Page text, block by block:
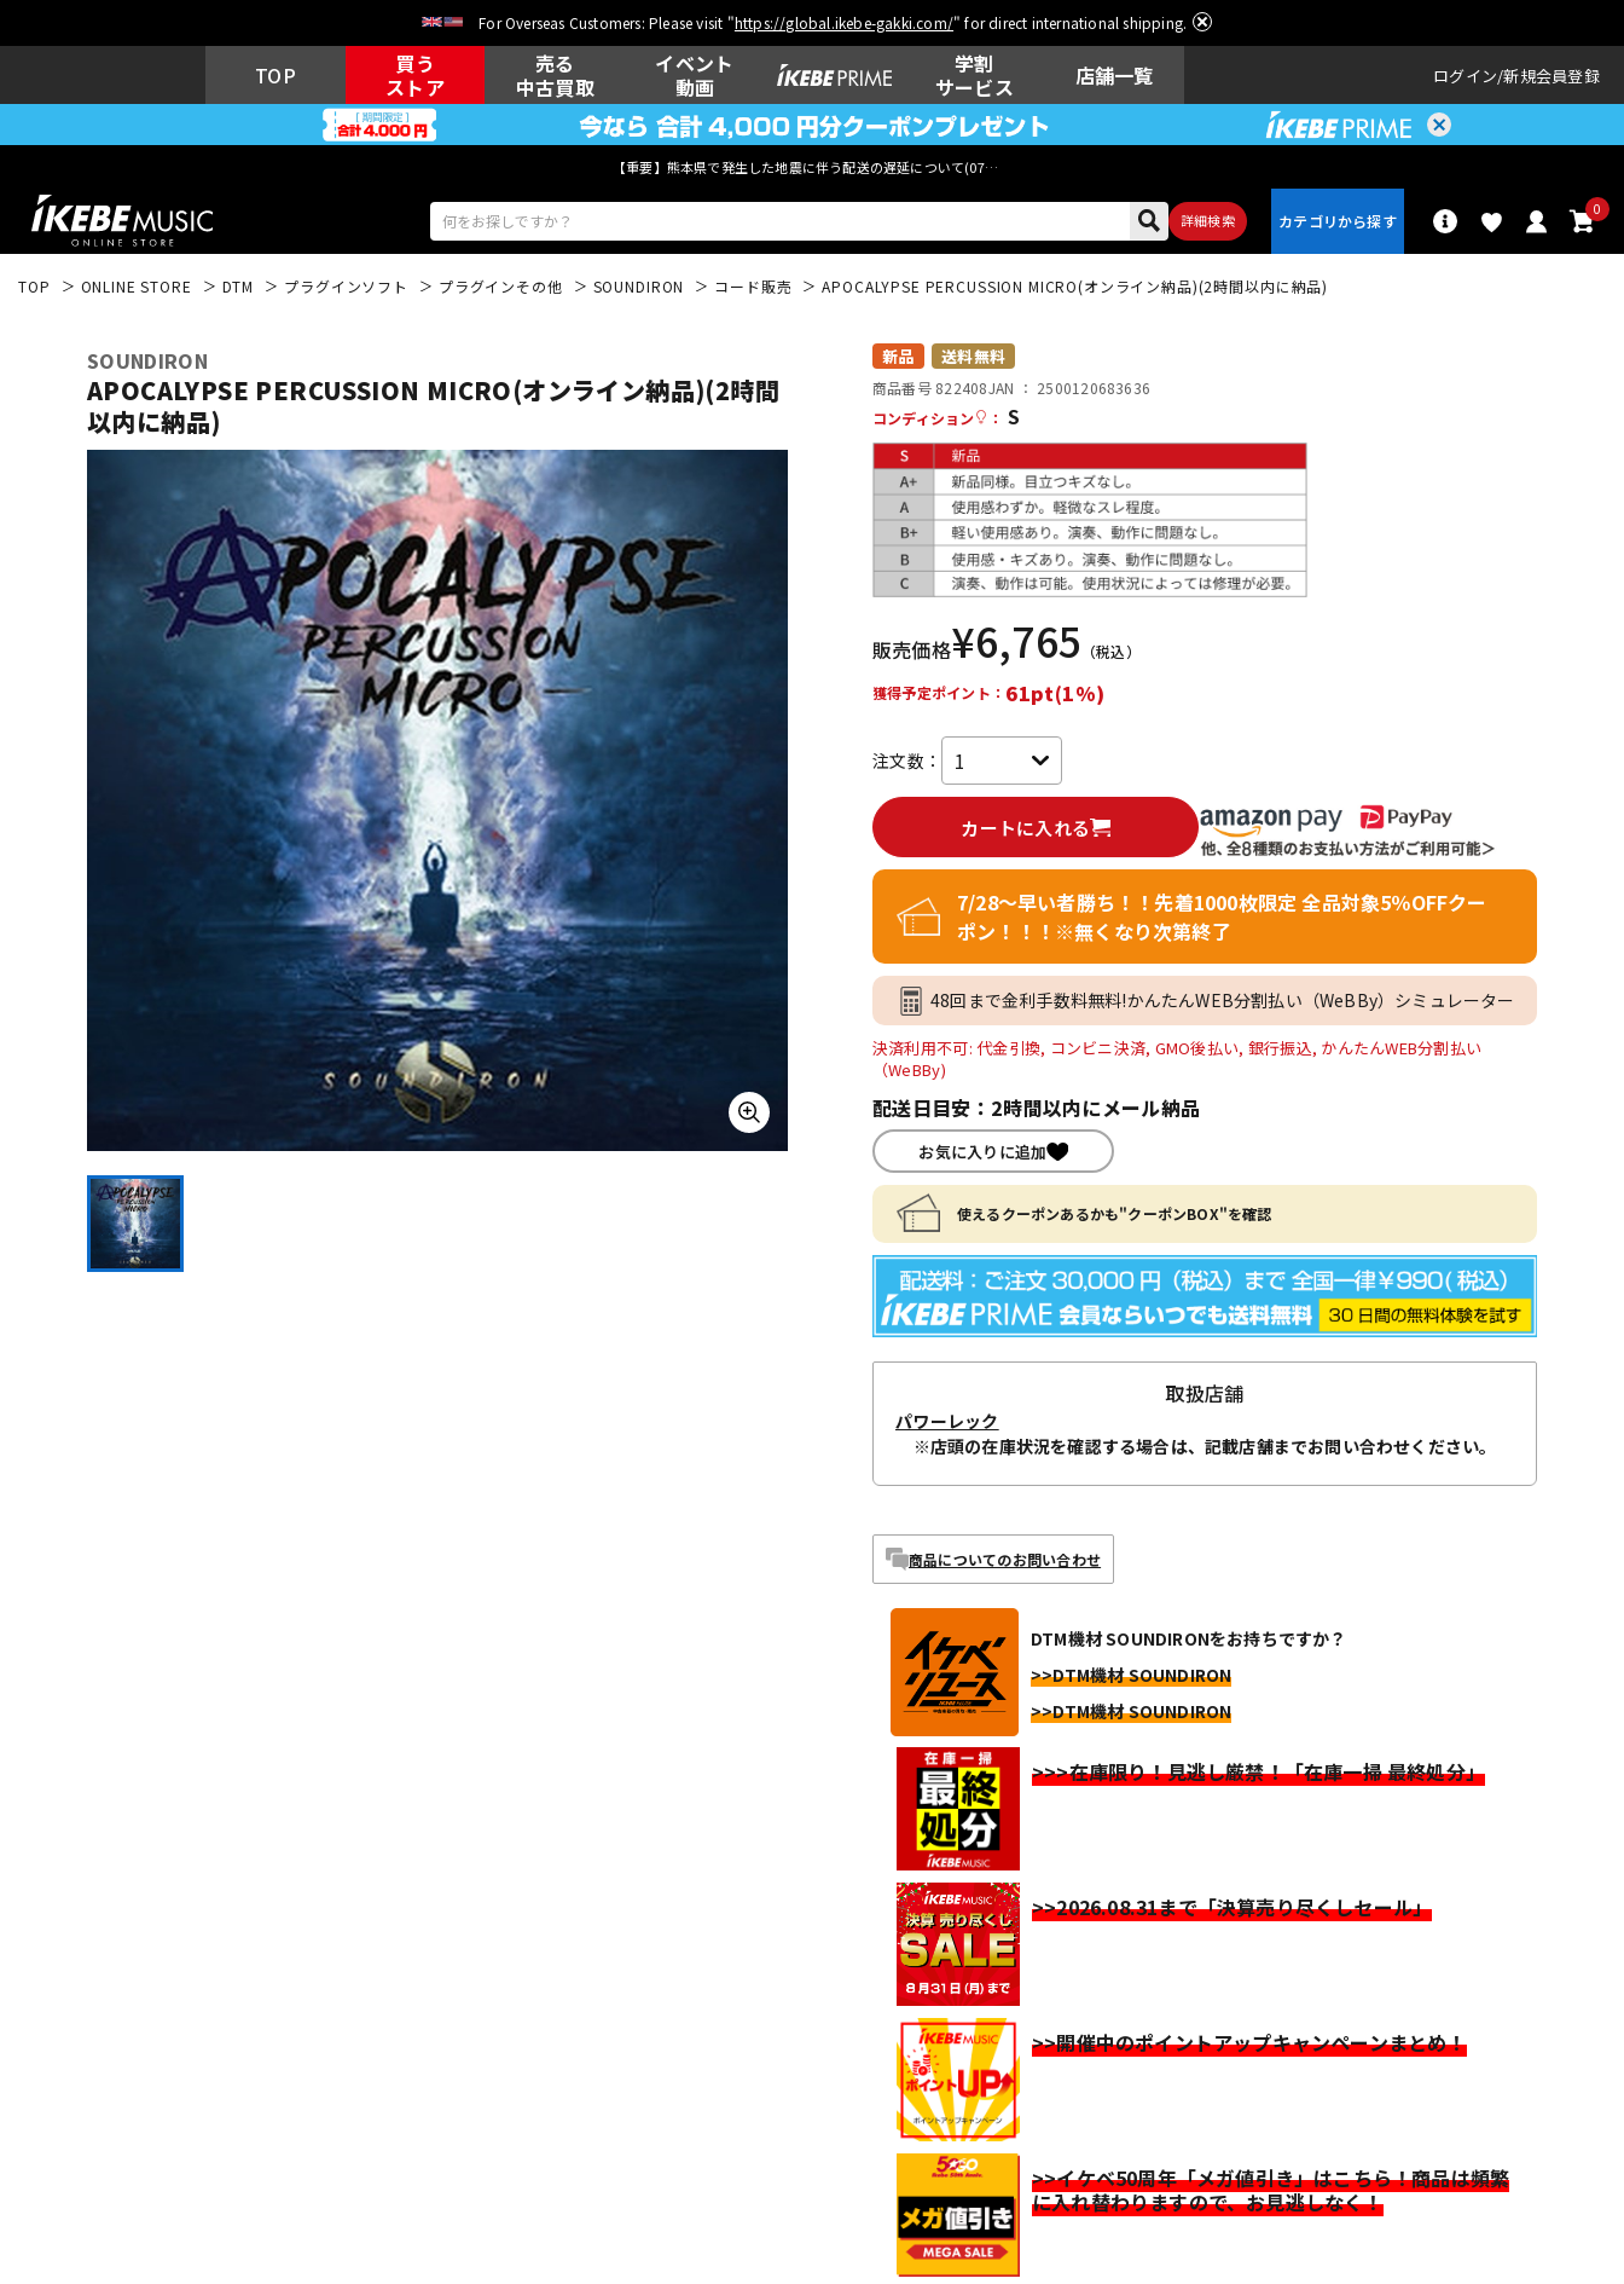
For Overseas Customers: Please visit "https://global.ikebe-gakki.com/" for direct international shipping.
TOP
買う
ストア
売る
中古買取
イベント
動画
学割
サービス
店舗一覧 ログイン 新規会員登録
【重要】熊本県で発生した地震に伴う配送の遅延について(07月29日
詳細検索
0
ウクレレ
キーボード 電子ピアノ 管楽器 その他楽器
DJ機器 DTM DTM オンラ
イン納品
レコーディン
グ機器
配信/ライブ
機器
ヴィンテージ
TOP ONLINE STORE DTM プラグインソフト プラグインその他 SOUNDIRON コード販売 APOCALYPSE PERCUSSION MICRO(オンライン納品)(2時間以内に納品)
SOUNDIRON
APOCALYPSE PERCUSSION MICRO(オンライン納品)(2時間
以内に納品)
新品 送料無料
商品番号 822408JAN ： 2500120683636
コンディション
： S
販売価格¥6,765 （税込）
獲得予定ポイント： 61pt(1%)
注文数：
カートに入れる
7/28～早い者勝ち！！先着1000枚限定 全品対象5％OFFクー
ポン！！！※無くなり次第終了
48回まで金利手数料無料!かんたんWEB分割払い（WeBBy）シミュレーター
決済利用不可: 代金引換, コンビニ決済, GMO後払い, 銀行振込, かんたんWEB分割払い
（WeBBy)
配送日目安：2時間以内にメール納品
お気に入りに追加
使えるクーポンあるかも"クーポンBOX"を確認
取扱店舗
パワーレック
※店頭の在庫状況を確認する場合は、記載店舗までお問い合わせください。
商品についてのお問い合わせ
DTM機材 SOUNDIRONをお持ちですか？
>>DTM機材 SOUNDIRON
>>DTM機材 SOUNDIRON
>>>在庫限り！見逃し厳禁！「在庫一掃 最終処分」
>>2026.08.31まで「決算売り尽くしセール」
>>開催中のポイントアップキャンペーンまとめ！
>>イケベ50周年「メガ値引き」はこちら！商品は頻繁
に入れ替わりますので、お見逃しなく！